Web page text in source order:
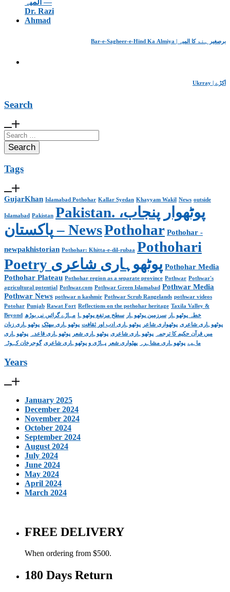
Bar-e-Sagheer-e-Hind Ka Almiya | برِصغیرِ ہند کا المیہ
Ukrray | اُکڑے
Search
Search
for:
Tags
GujarKhan Islamabad Pothohar Kallar Syedan Khayyam Wakil News outside
Islamabad Pakistan Pakistan. پوٹھوار پنجاب،
پاکستان – NewsPothohar Pothohar -
newpakhistorian Pothohar: Khitta-e-dil-rubaa Pothohari
Poetry پوٹھوہاری شاعری Pothohar Media
Pothohar Plateau Pothohar region as a separate province Pothwar Pothwar's
agricultural potential Pothwar.com Pothwar Green Islamabad Pothwar Media
Pothwar News pothwar n kashmir Pothwar Scrub Rangelands pothwar videos
Potohar Punjab Rawat Fort Reflections on the pothohar heritage Taxila Valley &
Beyond
خطہ پوٹھوہار سرزمین پوٹھوہار سطح مرتفع پوٹھوہا مہاڑے گرائیں نی بوڑھ
پوٹھوہاری شاعری پوٹھواری شاعر پوٹھوہاری ادب اور ثقافت پوٹھوہاری بیھٹک پوٹھوہاری زبان
میں قرآن حکیم کا ترجمہ
پوٹھوہاری شاعری پوٹھوہاری شعر پوٹھوہاری قاعدہ
پوٹھوہاری
ماہیے پوٹھوہاری مشاہرہ پھٹواری شعر پہاڑی و پوٹھوہاری شاعری گوجرخان کہوٹہ
Years
January 2025
December 2024
November 2024
October 2024
September 2024
August 2024
July 2024
June 2024
May 2024
April 2024
March 2024
FREE DELIVERY
When ordering from $500.
180 Days Return